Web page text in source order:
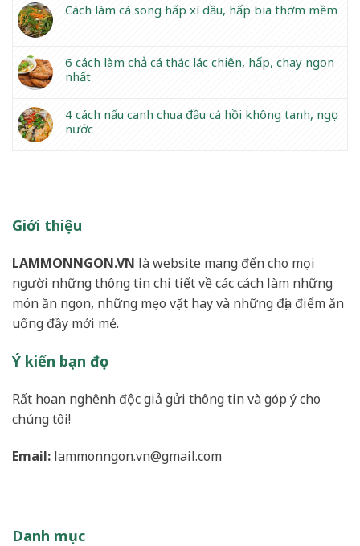
Cách làm cá song hấp xì dầu, hấp bia thơm mềm
6 cách làm chả cá thác lác chiên, hấp, chay ngon
nhất
4 cách nấu canh chua đầu cá hồi không tanh, ngọt
nước
Giới thiệu
LAMMONNGON.VN là website mang đến cho mọi
người những thông tin chi tiết về các cách làm những
món ăn ngon, những mẹo vặt hay và những địa điểm ăn
uống đầy mới mẻ.
Ý kiến bạn đọc
Rất hoan nghênh độc giả gửi thông tin và góp ý cho
chúng tôi!
Email: lammonngon.vn@gmail.com
Danh mục